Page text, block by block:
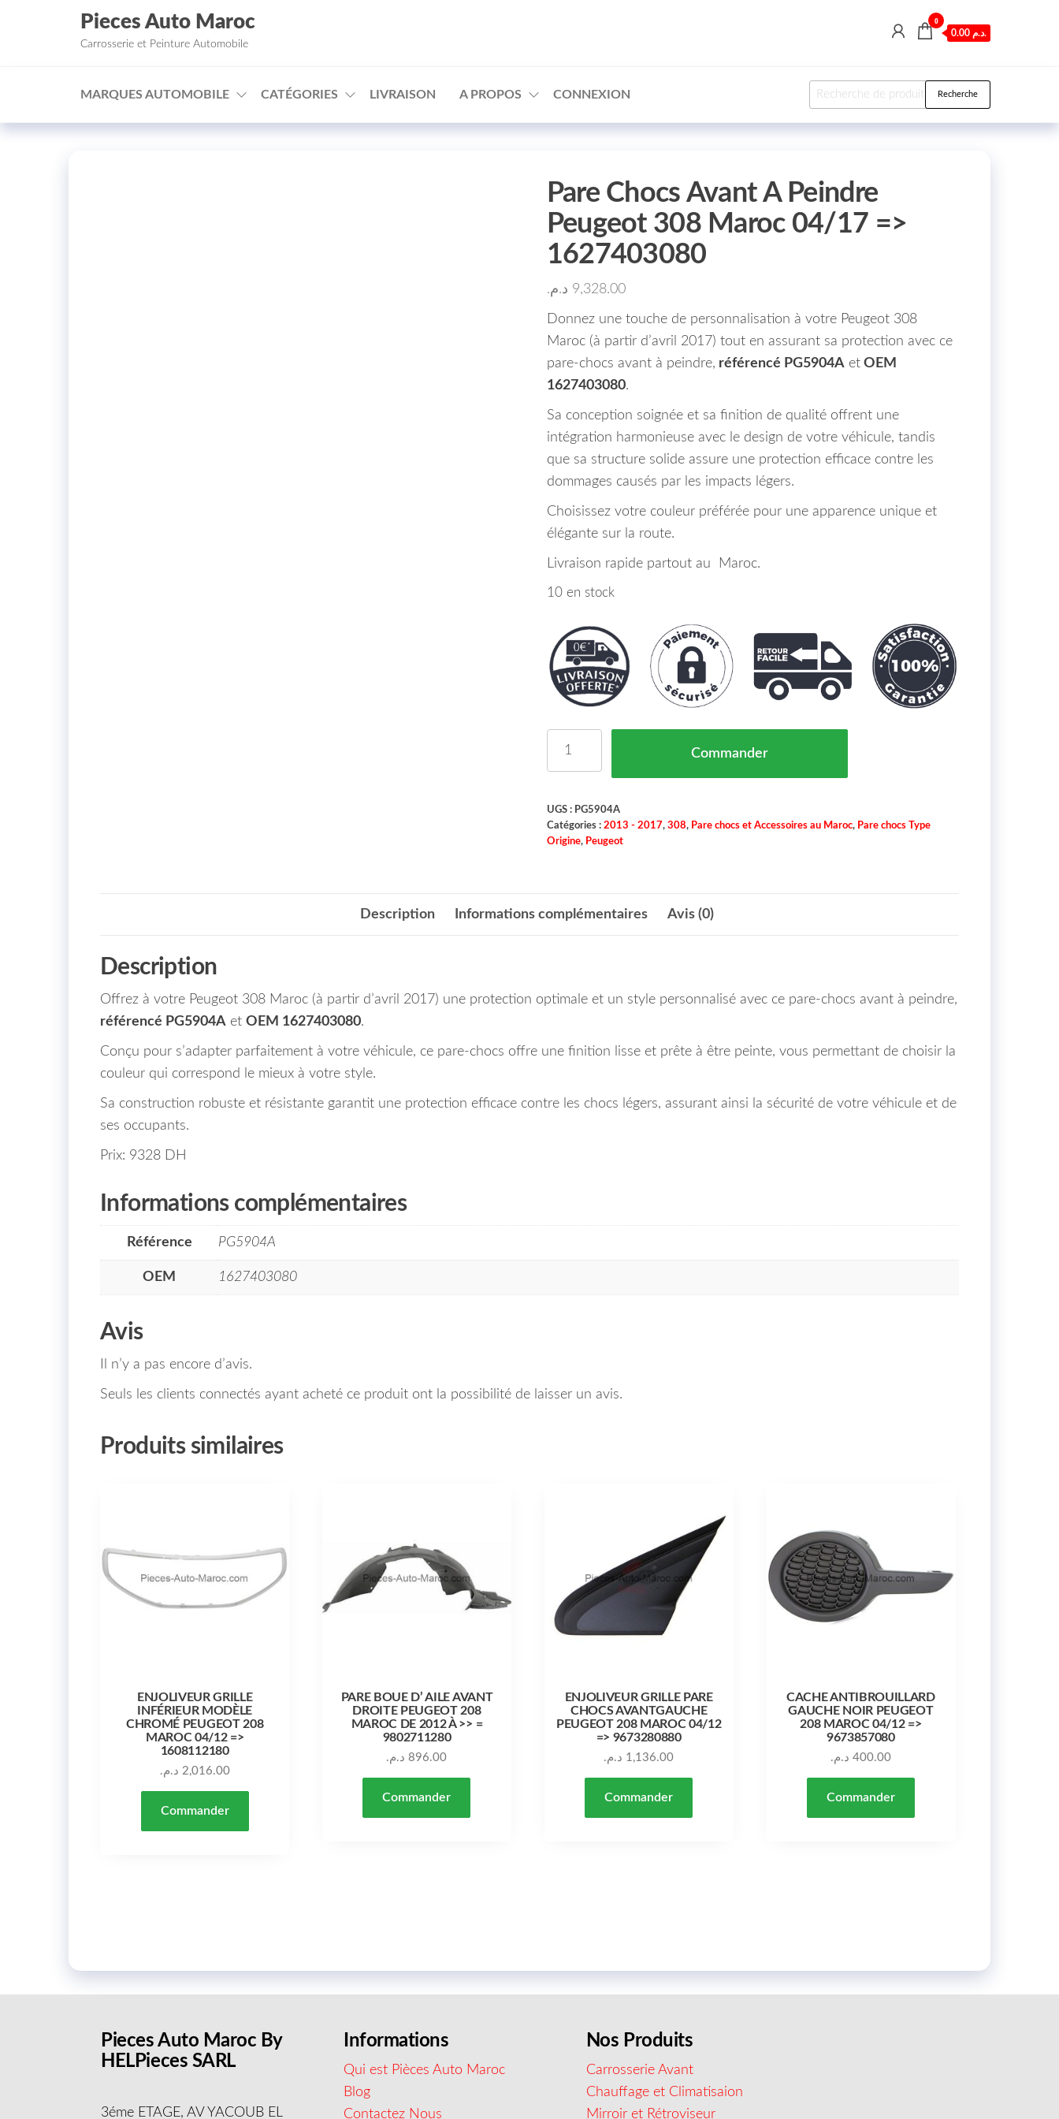
□
Aller au contenu
Pieces Auto Maroc
Carrosserie et Peinture Automobile
0
0.00 د.م.
MARQUES AUTOMOBILE CATÉGORIES LIVRAISON A PROPOS CONNEXION Recherche pour : Recherche
Pare Chocs Avant A Peindre
Peugeot 308 Maroc 04/17 =>
1627403080
9,328.00 د.م.
Donnez une touche de personnalisation à votre Peugeot 308
Maroc (à partir d’avril 2017) tout en assurant sa protection avec ce
pare-chocs avant à peindre, référencé PG5904AetOEM
1627403080.
Sa conception soignée et sa finition de qualité offrent une
intégration harmonieuse avec le design de votre véhicule, tandis
que sa structure solide assure une protection efficace contre les
dommages causés par les impacts légers.
Choisissez votre couleur préférée pour une apparence unique et
élégante sur la route.
Livraison rapide partout au Maroc.
10 en stock
Commander
UGS : PG5904A
Catégories : 2013 - 2017, 308, Pare chocs et Accessoires au Maroc, Pare chocs Type
Origine, Peugeot
Description Informations complémentaires Avis (0)
Description
Offrez à votre Peugeot 308 Maroc (à partir d’avril 2017) une protection optimale et un style personnalisé avec ce pare-chocs avant à peindre,
référencé PG5904A et OEM 1627403080.
Conçu pour s’adapter parfaitement à votre véhicule, ce pare-chocs offre une finition lisse et prête à être peinte, vous permettant de choisir la
couleur qui correspond le mieux à votre style.
Sa construction robuste et résistante garantit une protection efficace contre les chocs légers, assurant ainsi la sécurité de votre véhicule et de
ses occupants.
Prix: 9328 DH
Informations complémentaires
Référence PG5904A
OEM 1627403080
Avis
Il n’y a pas encore d’avis.
Seuls les clients connectés ayant acheté ce produit ont la possibilité de laisser un avis.
Produits similaires
ENJOLIVEUR GRILLE
INFÉRIEUR MODÈLE
CHROMÉ PEUGEOT 208
MAROC 04/12 =>
1608112180
2,016.00 د.م.
Commander
PARE BOUE D’ AILE AVANT
DROITE PEUGEOT 208
MAROC DE 2012 À >> =
9802711280
896.00 د.م.
Commander
ENJOLIVEUR GRILLE PARE
CHOCS AVANTGAUCHE
PEUGEOT 208 MAROC 04/12
=> 9673280880
1,136.00 د.م.
Commander
CACHE ANTIBROUILLARD
GAUCHE NOIR PEUGEOT
208 MAROC 04/12 =>
9673857080
400.00 د.م.
Commander
Pieces Auto Maroc By
HELPieces SARL
3éme ETAGE, AV YACOUB EL
Informations
Qui est Pièces Auto Maroc
Blog
Contactez Nous
Nos Produits
Carrosserie Avant
Chauffage et Climatisaion
Mirroir et Rétroviseur